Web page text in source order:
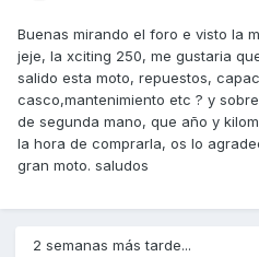
Buenas mirando el foro e visto la
jeje, la xciting 250, me gustaria
salido esta moto, repuestos,
casco,mantenimiento etc ? y
de segunda mano, que año y
la hora de comprarla, os lo
gran moto. saludos
2 semanas más tarde...